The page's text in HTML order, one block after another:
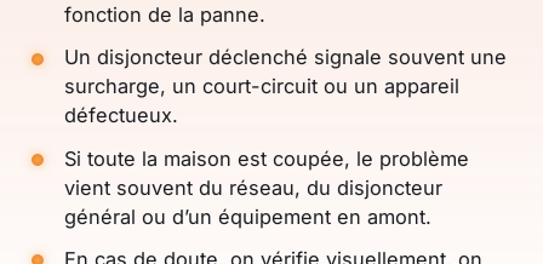
fonction de la panne.
Un disjoncteur déclenché signale souvent une
surcharge, un court-circuit ou un appareil
défectueux.
Si toute la maison est coupée, le problème
vient souvent du réseau, du disjoncteur
général ou d’un équipement en amont.
En cas de doute, on vérifie visuellement, on